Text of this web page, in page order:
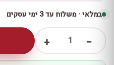
במלאי · משלוח עד 3 ימי עסקים
−
1
+